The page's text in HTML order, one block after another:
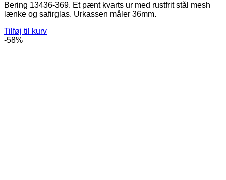
Bering 13436-369. Et pænt kvarts ur med rustfrit stål mesh
lænke og safirglas. Urkassen måler 36mm.
Tilføj til kurv
-58%